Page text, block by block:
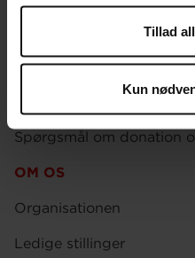
anvende vores hjemmeside.
Tillad
Kun
Presse
Spørgsmål om donation
OM OS
Organisationen
Ledige stillinger